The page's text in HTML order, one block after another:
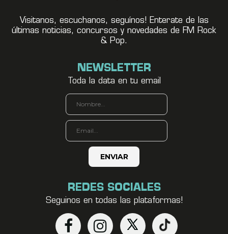
Visitanos, escuchanos, seguínos! Enterate de las
últimas noticias, concursos y novedades de FM Rock
& Pop.
NEWSLETTER
Toda la data en tu email
REDES SOCIALES
Seguinos en todas las plataformas!